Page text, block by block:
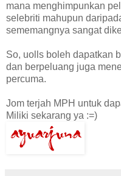
mana menghimpunkan
selebriti mahupun
sememangnya sangat
So, uolls boleh dapatkan
dan berpeluang juga
percuma.
Jom terjah MPH untuk
Miliki sekarang ya :=)